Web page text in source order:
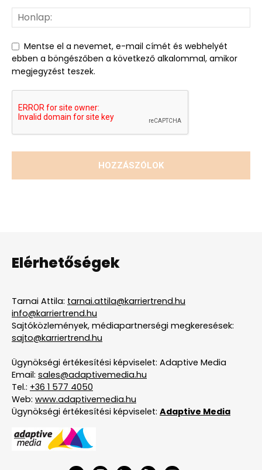
Mentse el a nevemet, e-mail címét és webhelyét
ebben a böngészőben a következő alkalommal, amikor
megjegyzést teszek.
Elérhetőségek
Tarnai Attila: tarnai.attila@karriertrend.hu
info@karriertrend.hu
Sajtóközlemények, médiapartnerségi megkeresések:
sajto@karriertrend.hu
Ügynökségi értékesítési képviselet: Adaptive Media
Email: sales@adaptivemedia.hu
Tel.: +36 1 577 4050
Web: www.adaptivemedia.hu
Ügynökségi értékesítési képviselet: Adaptive Media